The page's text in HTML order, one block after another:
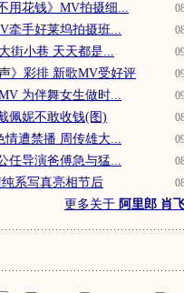
用花钱》MV拍摄细...
牵手好莱坞拍摄班...
街小巷 天天都是...
》彩排 新歌MV受好评
为伴舞女生做时...
佩妮不敢收钱(图)
情遭禁播 周传雄大...
任导演爸傅急与猛...
系写真亮相节后
更多关于 阿里郎 肖